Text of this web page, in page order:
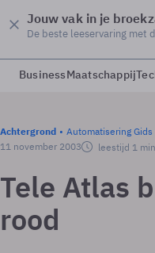
Jouw vak in je
De beste leeservaring met
BusinessMaatschappij
Achtergrond Automatisering Gids
11 november 2003
leestijd 1
Tele Atlas
rood